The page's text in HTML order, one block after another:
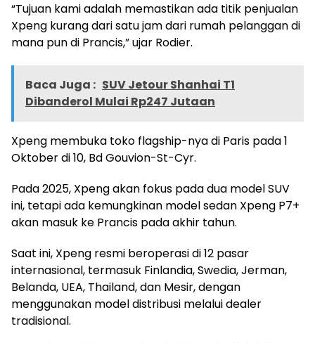
“Tujuan kami adalah memastikan ada titik penjualan
Xpeng kurang dari satu jam dari rumah pelanggan di
mana pun di Prancis,” ujar Rodier.
Baca Juga : SUV Jetour Shanhai T1
Dibanderol Mulai Rp247 Jutaan
Xpeng membuka toko flagship-nya di Paris pada 1
Oktober di 10, Bd Gouvion-St-Cyr.
Pada 2025, Xpeng akan fokus pada dua model SUV
ini, tetapi ada kemungkinan model sedan Xpeng P7+
akan masuk ke Prancis pada akhir tahun.
Saat ini, Xpeng resmi beroperasi di 12 pasar
internasional, termasuk Finlandia, Swedia, Jerman,
Belanda, UEA, Thailand, dan Mesir, dengan
menggunakan model distribusi melalui dealer
tradisional.